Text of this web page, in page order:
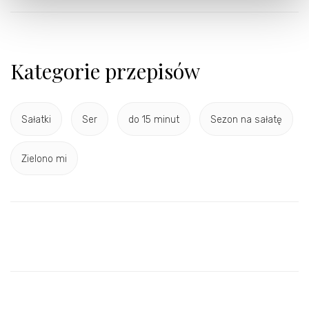
Kategorie przepisów
Sałatki Ser do 15 minut Sezon na sałatę
Zielono mi